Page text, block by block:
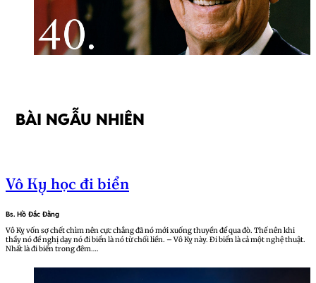
BÀI NGẪU NHIÊN
Vô Kỵ học đi biển
Bs. Hồ Đắc Đằng
Vô Kỵ vốn sợ chết chìm nên cực chẳng đã nó mới xuống thuyền để qua đò. Thế nên khi
thầy nó đề nghị dạy nó đi biển là nó từ chối liền. – Vô Kỵ này. Đi biển là cả một nghệ thuật.
Nhất là đi biển trong đêm….